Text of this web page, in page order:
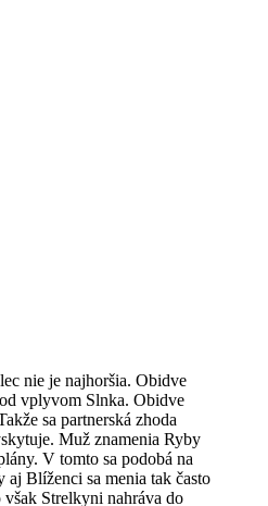
nie je najhoršia. Obidve
vplyvom Slnka. Obidve
sa partnerská zhoda
Muž znamenia Ryby
V tomto sa podobá na
aj Blíženci sa menia tak často
Strelkyni nahráva do